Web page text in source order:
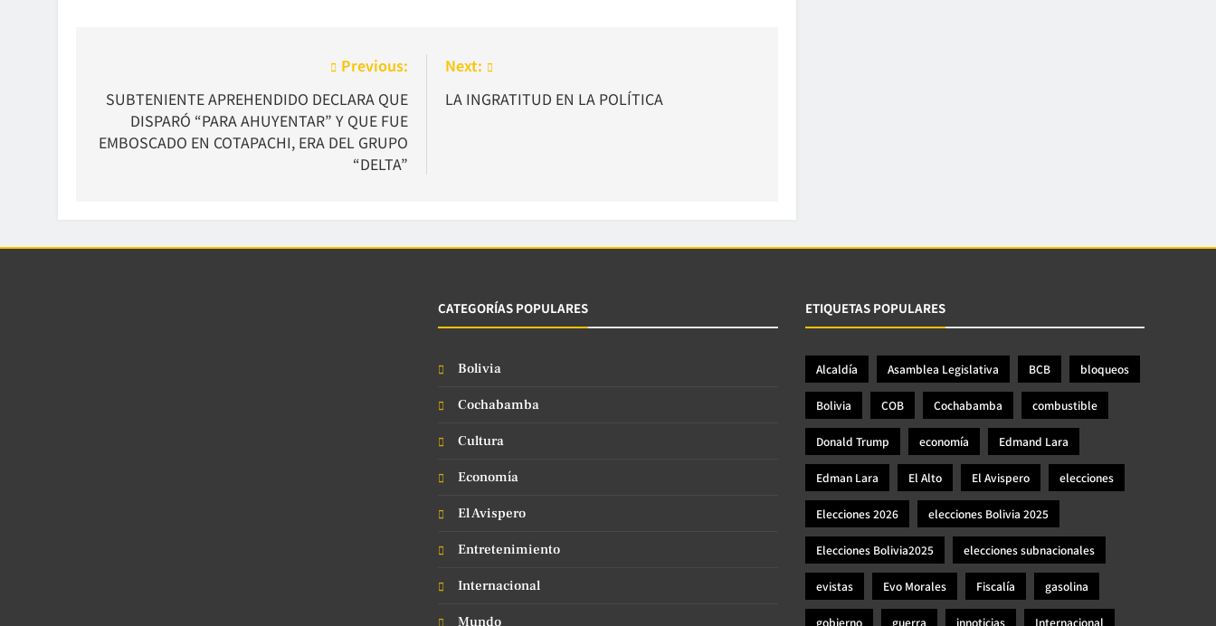
de
entradas
Previous:
SUBTENIENTE APREHENDIDO DECLARA QUE
DISPARÓ “PARA AHUYENTAR” Y QUE FUE
EMBOSCADO EN COTAPACHI, ERA DEL GRUPO
“DELTA”
Next:
LA INGRATITUD EN LA POLÍTICA
CATEGORÍAS POPULARES
Bolivia
Cochabamba
Cultura
Economía
El Avispero
Entretenimiento
Internacional
Mundo
ETIQUETAS POPULARES
Alcaldía Asamblea Legislativa BCB bloqueos
Bolivia COB Cochabamba combustible
Donald Trump economía Edmand Lara
Edman Lara El Alto El Avispero elecciones
Elecciones 2026 elecciones Bolivia 2025
Elecciones Bolivia2025 elecciones subnacionales
evistas Evo Morales Fiscalía gasolina
gobierno guerra innoticias Internacional